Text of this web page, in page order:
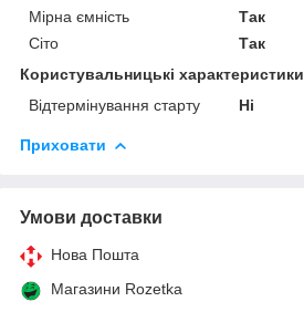
Мірна ємність
Так
Сіто
Так
Користувальницькі характеристики
Відтермінування старту
Ні
Приховати
Умови доставки
Нова Пошта
Магазини Rozetka